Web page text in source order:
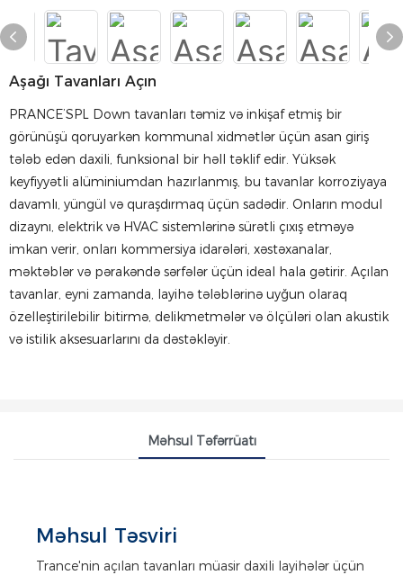
Aşağı Tavanları Açın
PRANCE’SPL Down tavanları təmiz və inkişaf etmiş bir
görünüşü qoruyarkən kommunal xidmətlər üçün asan giriş
tələb edən daxili, funksional bir həll təklif edir. Yüksək
keyfiyyətli alüminiumdan hazırlanmış, bu tavanlar korroziyaya
davamlı, yüngül və quraşdırmaq üçün sadədir. Onların modul
dizaynı, elektrik və HVAC sistemlərinə sürətli çıxış etməyə
imkan verir, onları kommersiya idarələri, xəstəxanalar,
məktəblər və pərakəndə sərfələr üçün ideal hala gətirir. Açılan
tavanlar, eyni zamanda, layihə tələblərinə uyğun olaraq
özelleştirilebilir bitirmə, delikmetmələr və ölçüləri olan akustik
və istilik aksesuarlarını da dəstəkləyir.
Məhsul Təfərrüatı
Məhsul Təsviri
Trance'nin açılan tavanları müasir daxili layihələr üçün